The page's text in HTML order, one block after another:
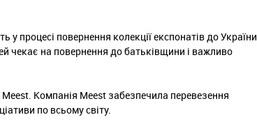
процесі повернення колекції експонатів до України,
чекає на повернення до батьківщини і важливо
Компанія Meest забезпечила перевезення
по всьому світу.